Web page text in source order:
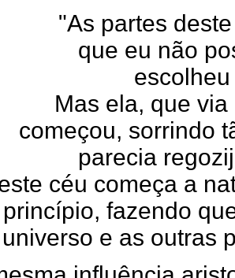
"As partes
que eu não
Mas ela, que
começou, sorrindo
parecia
céu começa a
princípio, fazendo
e as outras